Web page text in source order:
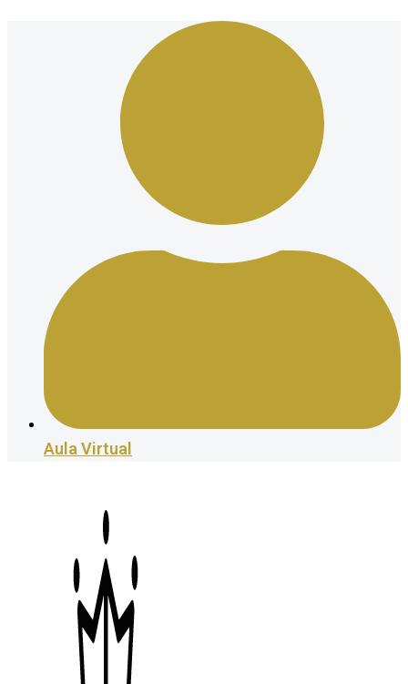
Aula Virtual